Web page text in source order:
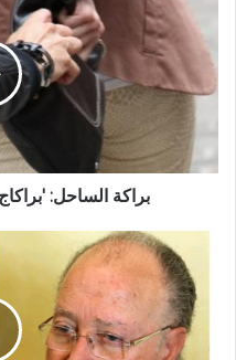
براكة الساحل: